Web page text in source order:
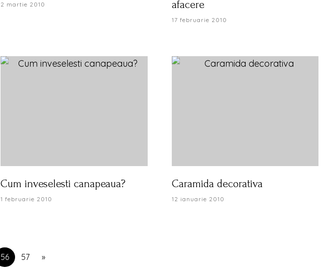
2 martie 2010
afacere
17 februarie 2010
Cum inveselesti canapeaua?
1 februarie 2010
Caramida decorativa
12 ianuarie 2010
56 57 »